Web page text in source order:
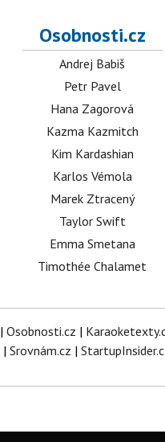
Osobnosti.cz
Andrej Babiš
Petr Pavel
Hana Zagorová
Kazma Kazmitch
Kim Kardashian
Karlos Vémola
Marek Ztracený
Taylor Swift
Emma Smetana
Timothée Chalamet
| Osobnosti.cz |
| Srovnám.cz |